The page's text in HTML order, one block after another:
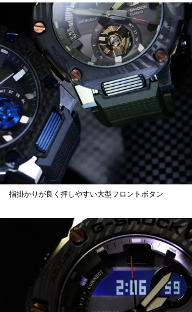
指掛かりが良く押しやすい大型フロントボタン